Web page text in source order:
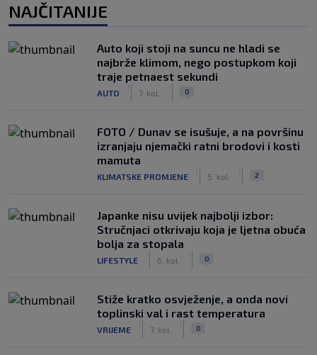
NAJČITANIJE
Auto koji stoji na suncu ne hladi se
najbrže klimom, nego postupkom koji
traje petnaest sekundi
AUTO 7. kol. 0
FOTO / Dunav se isušuje, a na površinu
izranjaju njemački ratni brodovi i kosti
mamuta
KLIMATSKE PROMJENE 5. kol. 2
Japanke nisu uvijek najbolji izbor:
Stručnjaci otkrivaju koja je ljetna obuća
bolja za stopala
LIFESTYLE 6. kol. 0
Stiže kratko osvježenje, a onda novi
toplinski val i rast temperatura
VRIJEME 7. kol. 0